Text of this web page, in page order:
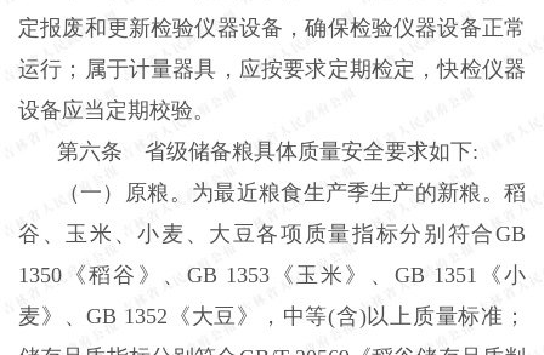
定报废和更新检验仪器设备，确保检验仪器设备正常
运行；属于计量器具，应按要求定期检定，快检仪器
设备应当定期校验。
第六条 省级储备粮具体质量安全要求如下:
（一）原粮。为最近粮食生产季生产的新粮。稻
谷、玉米、小麦、大豆各项质量指标分别符合GB
1350《稻谷》、GB 1353《玉米》、GB 1351《小
麦》、GB 1352《大豆》，中等(含)以上质量标准；